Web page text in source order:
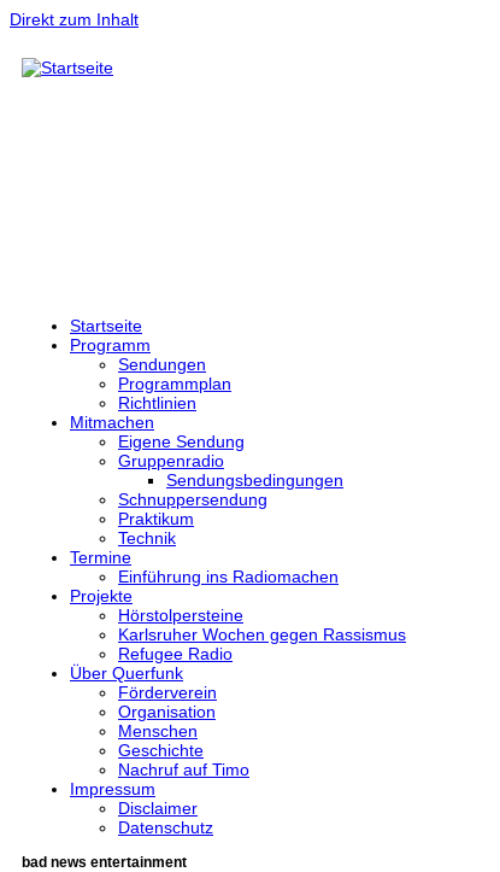
Direkt zum Inhalt
Startseite
Programm
Sendungen
Programmplan
Richtlinien
Mitmachen
Eigene Sendung
Gruppenradio
Sendungsbedingungen
Schnuppersendung
Praktikum
Technik
Termine
Einführung ins Radiomachen
Projekte
Hörstolpersteine
Karlsruher Wochen gegen Rassismus
Refugee Radio
Über Querfunk
Förderverein
Organisation
Menschen
Geschichte
Nachruf auf Timo
Impressum
Disclaimer
Datenschutz
bad news entertainment